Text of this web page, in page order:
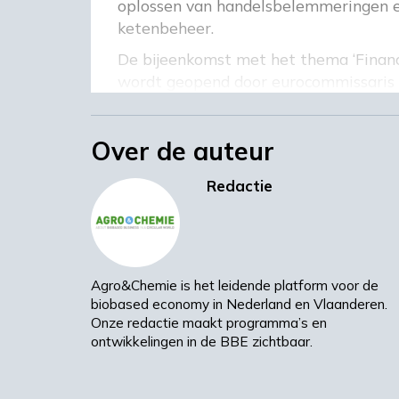
oplossen van
ketenbeheer.
De bijeenkomst met het thema
wordt geopend door
onderzoeksrapport waarin de
Synergy Label toe.
Deelname aan de bijeenkomst is
meer informatie over de bijeenkomst
Agenda
Over de auteur
Redactie
Agro&Chemie is het leidende platform voor de
biobased economy in Nederland en Vlaanderen.
Onze redactie maakt programma’s en
ontwikkelingen in de BBE zichtbaar.